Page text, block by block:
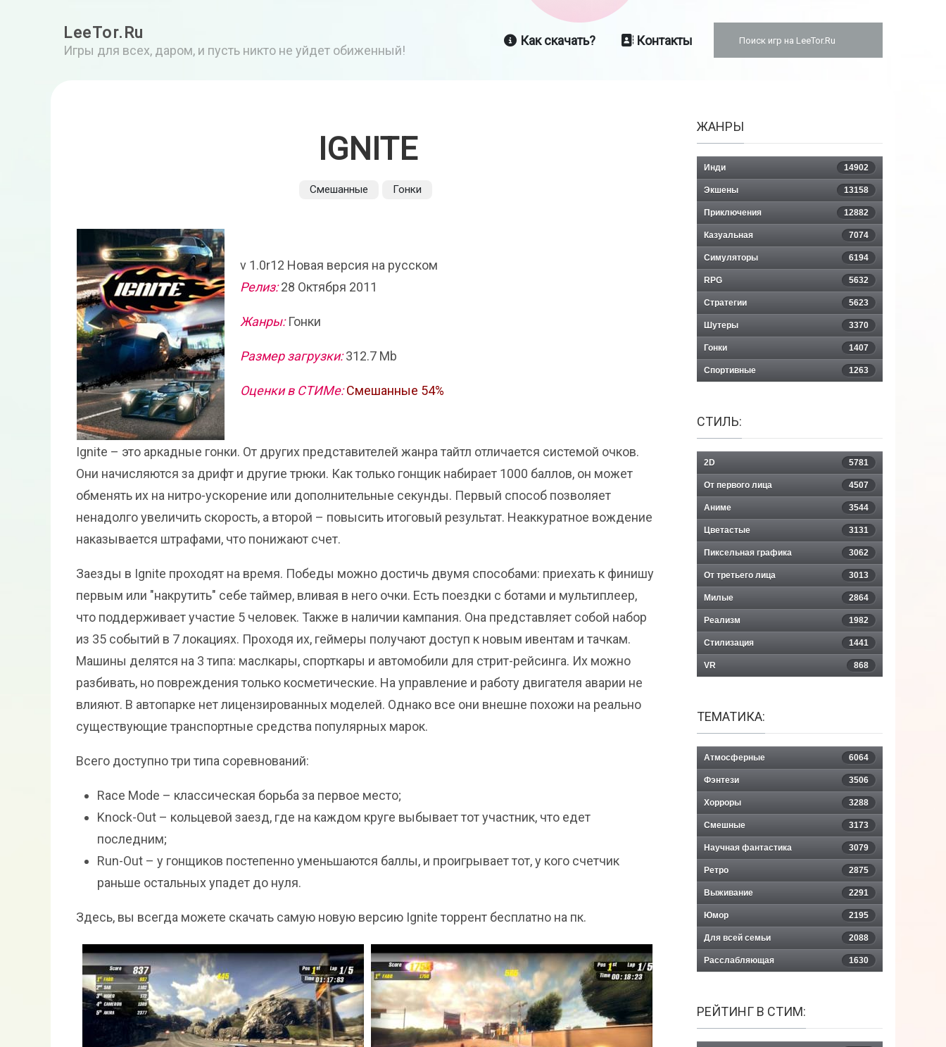
LeeTor.Ru
Игры для всех, даром, и пусть никто не уйдет обиженный!
Как скачать? Контакты
IGNITE
Смешанные Гонки
v 1.0r12 Новая версия на русском
Релиз:28 Октября 2011
Жанры:Гонки
Размер загрузки:312.7 Mb
Оценки в СТИМе: Смешанные 54%
Ignite – это аркадные гонки. От других представителей жанра тайтл отличается системой очков.
Они начисляются за дрифт и другие трюки. Как только гонщик набирает 1000 баллов, он может
обменять их на нитро-ускорение или дополнительные секунды. Первый способ позволяет
ненадолго увеличить скорость, а второй – повысить итоговый результат. Неаккуратное вождение
наказывается штрафами, что понижают счет.
Заезды в Ignite проходят на время. Победы можно достичь двумя способами: приехать к финишу
первым или "накрутить" себе таймер, вливая в него очки. Есть поездки с ботами и мультиплеер,
что поддерживает участие 5 человек. Также в наличии кампания. Она представляет собой набор
из 35 событий в 7 локациях. Проходя их, геймеры получают доступ к новым ивентам и тачкам.
Машины делятся на 3 типа: маслкары, спорткары и автомобили для стрит-рейсинга. Их можно
разбивать, но повреждения только косметические. На управление и работу двигателя аварии не
влияют. В автопарке нет лицензированных моделей. Однако все они внешне похожи на реально
существующие транспортные средства популярных марок.
Всего доступно три типа соревнований:
Race Mode – классическая борьба за первое место;
Knock-Out – кольцевой заезд, где на каждом круге выбывает тот участник, что едет
последним;
Run-Out – у гонщиков постепенно уменьшаются баллы, и проигрывает тот, у кого счетчик
раньше остальных упадет до нуля.
Здесь, вы всегда можете скачать самую новую версию Ignite торрент бесплатно на пк.
ЖАНРЫ
Инди 14902
Экшены 13158
Приключения 12882
Казуальная 7074
Симуляторы 6194
RPG 5632
Стратегии 5623
Шутеры 3370
Гонки 1407
Спортивные 1263
СТИЛЬ:
2D 5781
От первого лица 4507
Аниме 3544
Цветастые 3131
Пиксельная графика 3062
От третьего лица 3013
Милые 2864
Реализм 1982
Стилизация 1441
VR 868
ТЕМАТИКА:
Атмосферные 6064
Фэнтези 3506
Хорроры 3288
Смешные 3173
Научная фантастика 3079
Ретро 2875
Выживание 2291
Юмор 2195
Для всей семьи 2088
Расслабляющая 1630
РЕЙТИНГ В СТИМ: